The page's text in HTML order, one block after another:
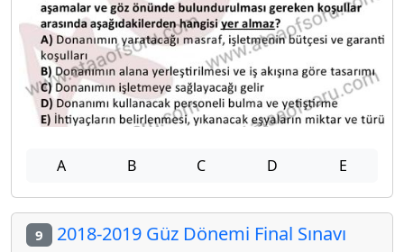
A B C D E
9 2018-2019 Güz Dönemi Final Sınavı